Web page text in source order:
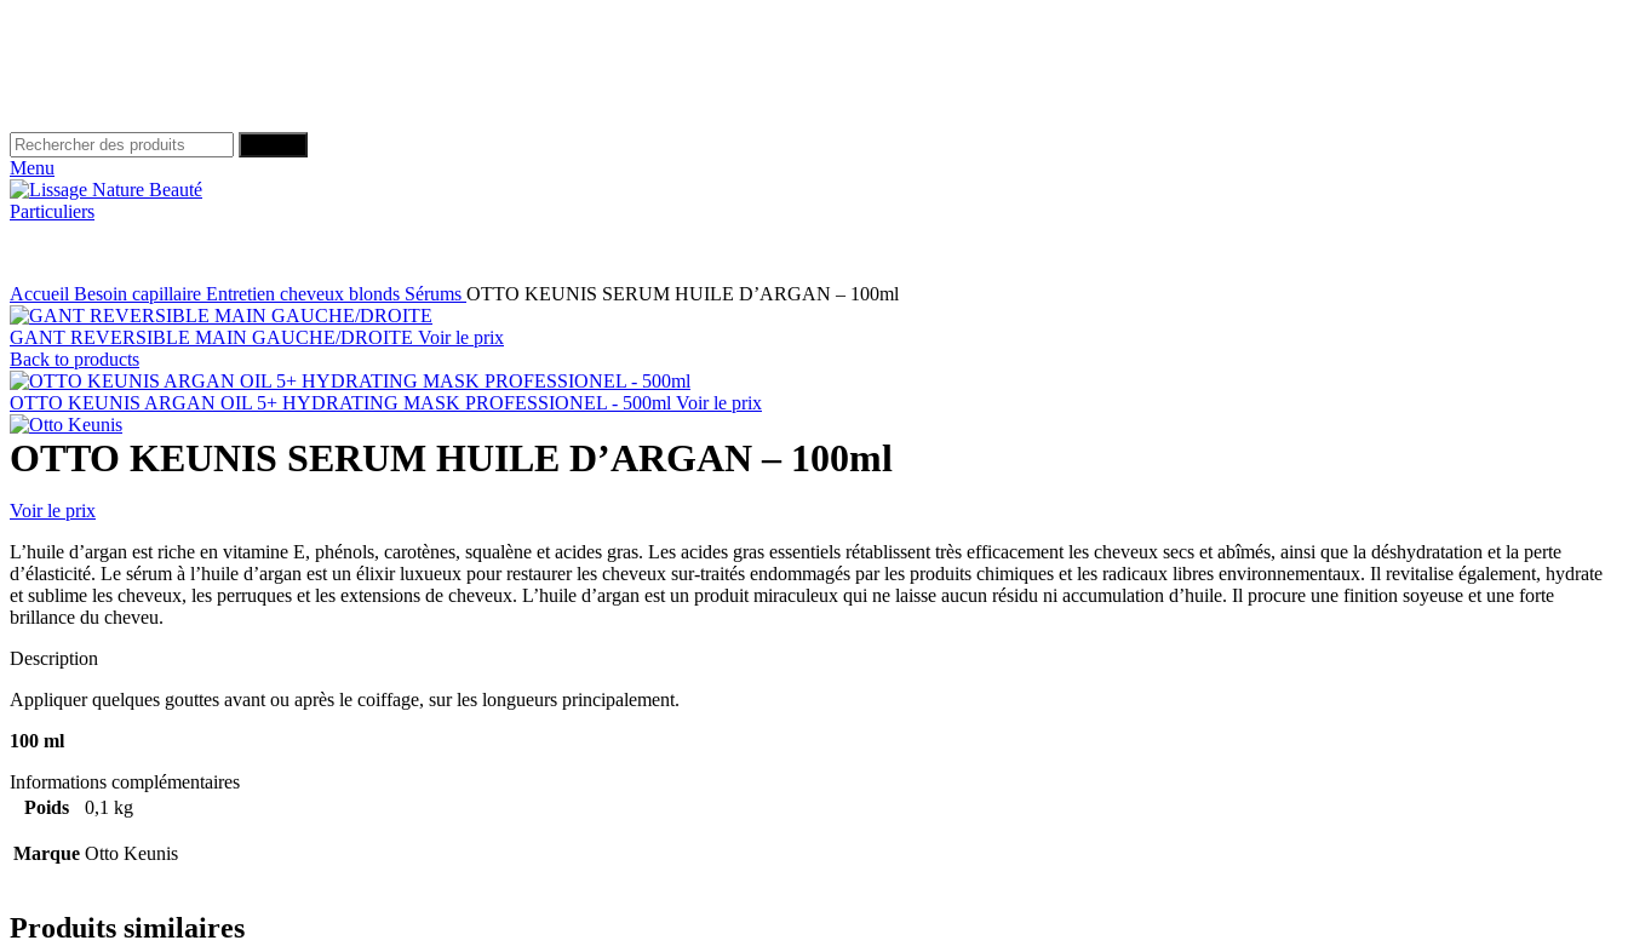
Menu
Particuliers
Accueil Besoin capillaire Entretien cheveux blonds Sérums OTTO KEUNIS SERUM HUILE D’ARGAN – 100ml
GANT REVERSIBLE MAIN GAUCHE/DROITE Voir le prix
Back to products
OTTO KEUNIS ARGAN OIL 5+ HYDRATING MASK PROFESSIONEL - 500ml Voir le prix
OTTO KEUNIS SERUM HUILE D’ARGAN – 100ml
Voir le prix
L’huile d’argan est riche en vitamine E, phénols, carotènes, squalène et acides gras. Les acides gras essentiels rétablissent très efficacement les cheveux secs et abîmés, ainsi que la déshydratation et la perte
d’élasticité. Le sérum à l’huile d’argan est un élixir luxueux pour restaurer les cheveux sur-traités endommagés par les produits chimiques et les radicaux libres environnementaux. Il revitalise également, hydrate
et sublime les cheveux, les perruques et les extensions de cheveux. L’huile d’argan est un produit miraculeux qui ne laisse aucun résidu ni accumulation d’huile. Il procure une finition soyeuse et une forte
brillance du cheveu.
Description
Appliquer quelques gouttes avant ou après le coiffage, sur les longueurs principalement.
100 ml
Informations complémentaires
Poids
0,1 kg
Marque Otto Keunis
Produits similaires